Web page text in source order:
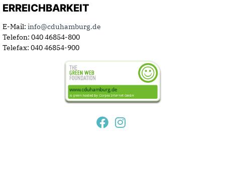
ERREICHBARKEIT
E-Mail: info@cduhamburg.de
Telefon: 040 46854-800
Telefax: 040 46854-900